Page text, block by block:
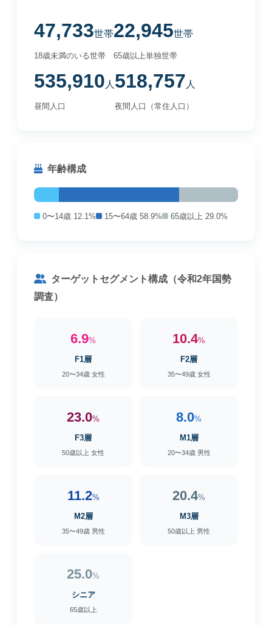
47,733世帯
18歳未満のいる世帯
22,945世帯
65歳以上単独世帯
535,910 人
昼間人口
518,757 人
夜間人口（常住人口）
年齢構成
0〜14歳 12.1% 15〜64歳 58.9% 65歳以上 29.0%
ターゲットセグメント構成（令和2年国勢
調査）
6.9%
F1層
20〜34歳 女性
10.4%
F2層
35〜49歳 女性
23.0%
F3層
50歳以上 女性
8.0%
M1層
20〜34歳 男性
11.2%
M2層
35〜49歳 男性
20.4%
M3層
50歳以上 男性
25.0%
シニア
65歳以上